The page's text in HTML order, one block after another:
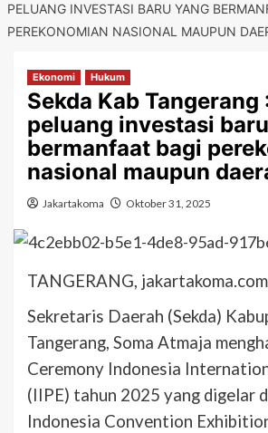
PELUANG INVESTASI BARU YANG
PEREKONOMIAN NASIONAL MAUPUN
Ekonomi Hukum
Sekda Kab Tangerang
peluang investasi
bermanfaat bagi
nasional maupun
Jakartakoma Oktober 31, 2025
TANGERANG,
Sekretaris Daerah (Sekda)
Tangerang, Soma Atmaja
Ceremony Indonesia
(IIPE) tahun 2025 yang digelar
Indonesia Convention